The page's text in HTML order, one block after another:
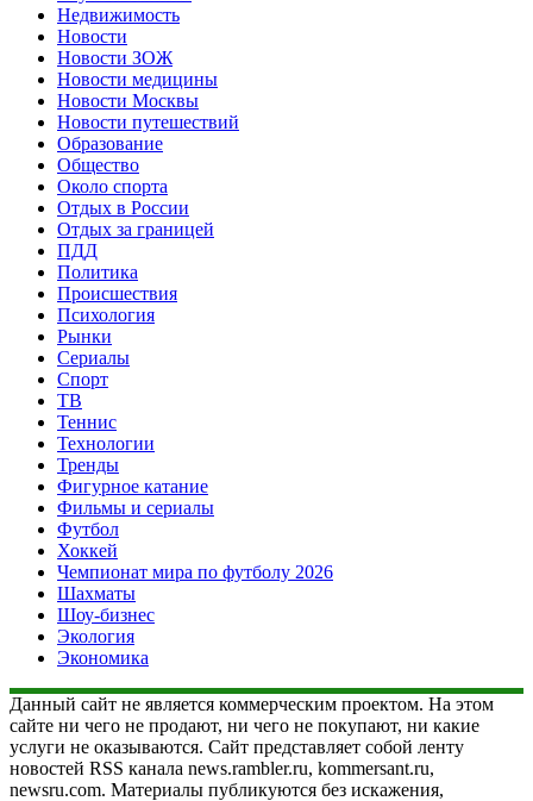
Недвижимость
Новости
Новости ЗОЖ
Новости медицины
Новости Москвы
Новости путешествий
Образование
Общество
Около спорта
Отдых в России
Отдых за границей
ПДД
Политика
Происшествия
Психология
Рынки
Сериалы
Спорт
ТВ
Теннис
Технологии
Тренды
Фигурное катание
Фильмы и сериалы
Футбол
Хоккей
Чемпионат мира по футболу 2026
Шахматы
Шоу-бизнес
Экология
Экономика
Данный сайт не является коммерческим проектом. На этом
сайте ни чего не продают, ни чего не покупают, ни какие
услуги не оказываются. Сайт представляет собой ленту
новостей RSS канала news.rambler.ru, kommersant.ru,
newsru.com. Материалы публикуются без искажения,